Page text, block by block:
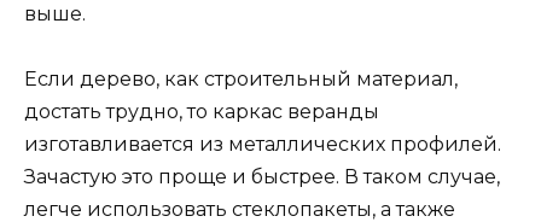
выше.
Если дерево, как строительный материал,
достать трудно, то каркас веранды
изготавливается из металлических профилей.
Зачастую это проще и быстрее. В таком случае,
легче использовать стеклопакеты, а также